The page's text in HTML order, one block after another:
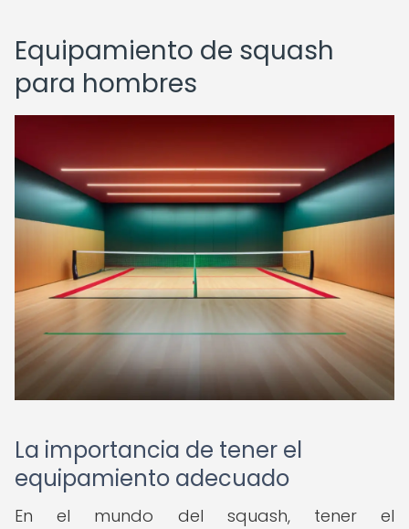
Equipamiento de squash
para hombres
La importancia de tener el
equipamiento adecuado
En el mundo del squash, tener el